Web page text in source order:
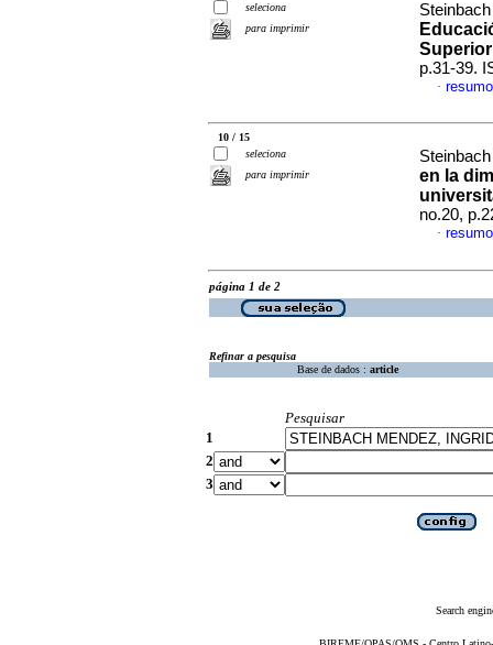
seleciona
para imprimir
Superior
p.31-39.
·
10 / 15
seleciona
para imprimir
en la
no.20,
·
página 1 de 2
Refinar a pesquisa
Base de dados : article
Pesquisar
1
2
3
Search